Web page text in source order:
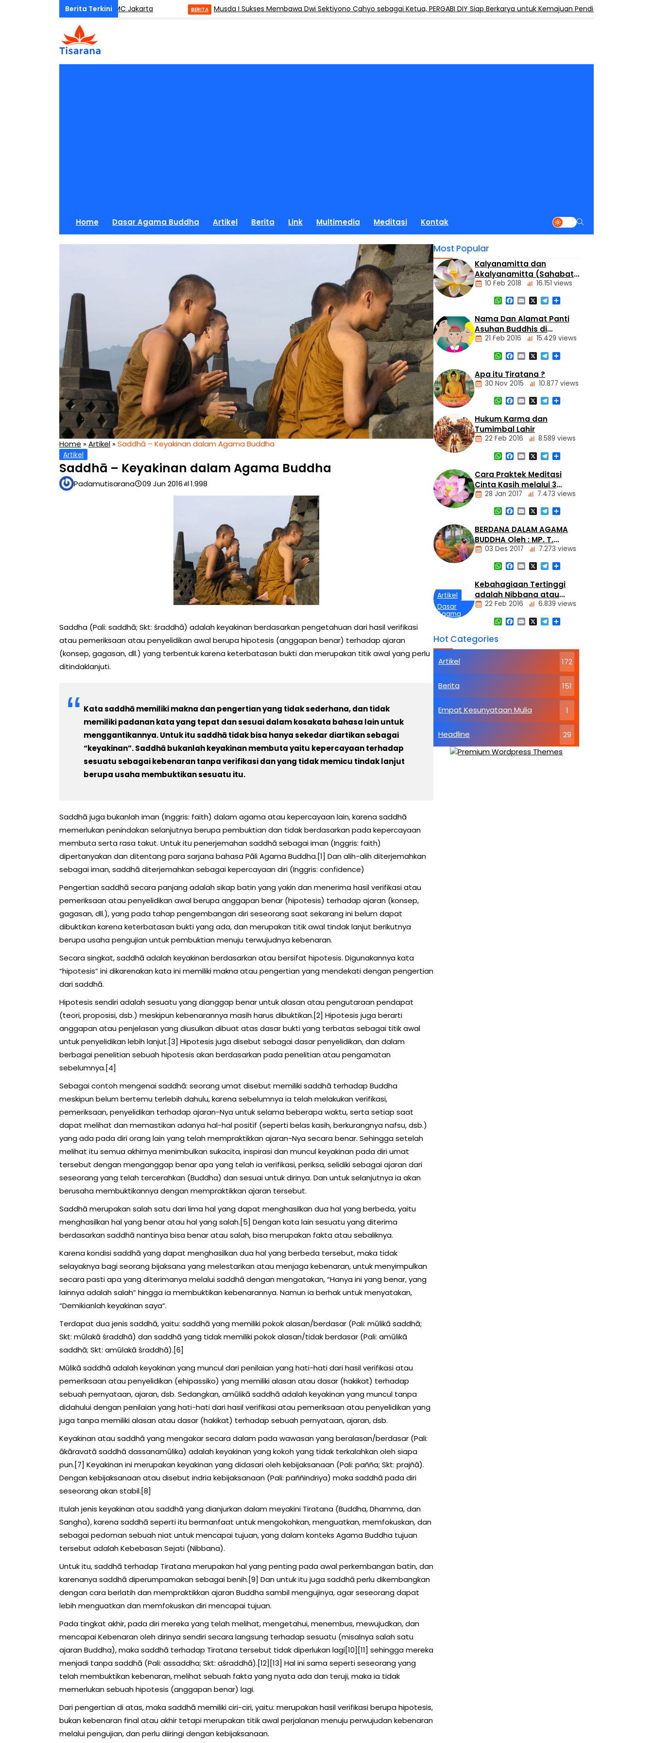
Mindfulness (ODM) di ISMC Jakarta Musda I Sukses Membawa Dwi Sektiyono Cahyo sebagai Ketua, PERGABI DIY Siap Berkarya untuk Kemajuan Pendidikan Agama Buddha
Home Dasar Agama Buddha Artikel Berita Link Multimedia Meditasi Kontak
Home »Artikel »Saddhā – Keyakinan dalam Agama Buddha
Artikel
Saddhā – Keyakinan dalam Agama Buddha
Padamutisarana 09 Jun 2016 1.998
Saddha (Pali: saddhā; Skt: śraddhā) adalah keyakinan berdasarkan pengetahuan dari hasil verifikasi
atau pemeriksaan atau penyelidikan awal berupa hipotesis (anggapan benar) terhadap ajaran
(konsep, gagasan, dll.) yang terbentuk karena keterbatasan bukti dan merupakan titik awal yang perlu
ditindaklanjuti.
Kata saddhā memiliki makna dan pengertian yang tidak sederhana, dan tidak
memiliki padanan kata yang tepat dan sesuai dalam kosakata bahasa lain untuk
menggantikannya. Untuk itu saddhā tidak bisa hanya sekedar diartikan sebagai
“keyakinan”. Saddhā bukanlah keyakinan membuta yaitu kepercayaan terhadap
sesuatu sebagai kebenaran tanpa verifikasi dan yang tidak memicu tindak lanjut
berupa usaha membuktikan sesuatu itu.
Saddhā juga bukanlah iman (Inggris: faith) dalam agama atau kepercayaan lain, karena saddhā
memerlukan penindakan selanjutnya berupa pembuktian dan tidak berdasarkan pada kepercayaan
membuta serta rasa takut. Untuk itu penerjemahan saddhā sebagai iman (Inggris: faith)
dipertanyakan dan ditentang para sarjana bahasa Pāli Agama Buddha.[1] Dan alih-alih diterjemahkan
sebagai iman, saddhā diterjemahkan sebagai kepercayaan diri (Inggris: confidence)
Pengertian saddhā secara panjang adalah sikap batin yang yakin dan menerima hasil verifikasi atau
pemeriksaan atau penyelidikan awal berupa anggapan benar (hipotesis) terhadap ajaran (konsep,
gagasan, dll.), yang pada tahap pengembangan diri seseorang saat sekarang ini belum dapat
dibuktikan karena keterbatasan bukti yang ada, dan merupakan titik awal tindak lanjut berikutnya
berupa usaha pengujian untuk pembuktian menuju terwujudnya kebenaran.
Secara singkat, saddhā adalah keyakinan berdasarkan atau bersifat hipotesis. Digunakannya kata
“hipotesis” ini dikarenakan kata ini memiliki makna atau pengertian yang mendekati dengan pengertian
dari saddhā.
Hipotesis sendiri adalah sesuatu yang dianggap benar untuk alasan atau pengutaraan pendapat
(teori, proposisi, dsb.) meskipun kebenarannya masih harus dibuktikan.[2] Hipotesis juga berarti
anggapan atau penjelasan yang diusulkan dibuat atas dasar bukti yang terbatas sebagai titik awal
untuk penyelidikan lebih lanjut.[3] Hipotesis juga disebut sebagai dasar penyelidikan, dan dalam
berbagai penelitian sebuah hipotesis akan berdasarkan pada penelitian atau pengamatan
sebelumnya.[4]
Sebagai contoh mengenai saddhā: seorang umat disebut memiliki saddhā terhadap Buddha
meskipun belum bertemu terlebih dahulu, karena sebelumnya ia telah melakukan verifikasi,
pemeriksaan, penyelidikan terhadap ajaran-Nya untuk selama beberapa waktu, serta setiap saat
dapat melihat dan memastikan adanya hal-hal positif (seperti belas kasih, berkurangnya nafsu, dsb.)
yang ada pada diri orang lain yang telah mempraktikkan ajaran-Nya secara benar. Sehingga setelah
melihat itu semua akhirnya menimbulkan sukacita, inspirasi dan muncul keyakinan pada diri umat
tersebut dengan menganggap benar apa yang telah ia verifikasi, periksa, selidiki sebagai ajaran dari
seseorang yang telah tercerahkan (Buddha) dan sesuai untuk dirinya. Dan untuk selanjutnya ia akan
berusaha membuktikannya dengan mempraktikkan ajaran tersebut.
Saddhā merupakan salah satu dari lima hal yang dapat menghasilkan dua hal yang berbeda, yaitu
menghasilkan hal yang benar atau hal yang salah.[5] Dengan kata lain sesuatu yang diterima
berdasarkan saddhā nantinya bisa benar atau salah, bisa merupakan fakta atau sebaliknya.
Karena kondisi saddhā yang dapat menghasilkan dua hal yang berbeda tersebut, maka tidak
selayaknya bagi seorang bijaksana yang melestarikan atau menjaga kebenaran, untuk menyimpulkan
secara pasti apa yang diterimanya melalui saddhā dengan mengatakan, “Hanya ini yang benar, yang
lainnya adalah salah” hingga ia membuktikan kebenarannya. Namun ia berhak untuk menyatakan,
“Demikianlah keyakinan saya“.
Terdapat dua jenis saddhā, yaitu: saddhā yang memiliki pokok alasan/berdasar (Pali: mūlikā saddhā;
Skt: mūlakā śraddhā) dan saddhā yang tidak memiliki pokok alasan/tidak berdasar (Pali: amūlikā
saddhā; Skt: amūlakā śraddhā).[6]
Mūlikā saddhā adalah keyakinan yang muncul dari penilaian yang hati-hati dari hasil verifikasi atau
pemeriksaan atau penyelidikan (ehipassiko) yang memiliki alasan atau dasar (hakikat) terhadap
sebuah pernyataan, ajaran, dsb. Sedangkan, amūlikā saddhā adalah keyakinan yang muncul tanpa
didahului dengan penilaian yang hati-hati dari hasil verifikasi atau pemeriksaan atau penyelidikan yang
juga tanpa memiliki alasan atau dasar (hakikat) terhadap sebuah pernyataan, ajaran, dsb.
Keyakinan atau saddhā yang mengakar secara dalam pada wawasan yang beralasan/berdasar (Pali:
ākāravatā saddhā dassanamūlika) adalah keyakinan yang kokoh yang tidak terkalahkan oleh siapa
pun.[7] Keyakinan ini merupakan keyakinan yang didasari oleh kebijaksanaan (Pali: pañña; Skt: prajñā).
Dengan kebijaksanaan atau disebut indria kebijaksanaan (Pali: paññindriya) maka saddhā pada diri
seseorang akan stabil.[8]
Itulah jenis keyakinan atau saddhā yang dianjurkan dalam meyakini Tiratana (Buddha, Dhamma, dan
Sangha), karena saddhā seperti itu bermanfaat untuk mengokohkan, menguatkan, memfokuskan, dan
sebagai pedoman sebuah niat untuk mencapai tujuan, yang dalam konteks Agama Buddha tujuan
tersebut adalah Kebebasan Sejati (Nibbana).
Untuk itu, saddhā terhadap Tiratana merupakan hal yang penting pada awal perkembangan batin, dan
karenanya saddhā diperumpamakan sebagai benih.[9] Dan untuk itu juga saddhā perlu dikembangkan
dengan cara berlatih dan mempraktikkan ajaran Buddha sambil mengujinya, agar seseorang dapat
lebih menguatkan dan memfokuskan diri mencapai tujuan.
Pada tingkat akhir, pada diri mereka yang telah melihat, mengetahui, menembus, mewujudkan, dan
mencapai Kebenaran oleh dirinya sendiri secara langsung terhadap sesuatu (misalnya salah satu
ajaran Buddha), maka saddhā terhadap Tiratana tersebut tidak diperlukan lagi[10][11] sehingga mereka
menjadi tanpa saddhā (Pali: assaddha; Skt: aśraddhā).[12][13] Hal ini sama seperti seseorang yang
telah membuktikan kebenaran, melihat sebuah fakta yang nyata ada dan teruji, maka ia tidak
memerlukan sebuah hipotesis (anggapan benar) lagi.
Dari pengertian di atas, maka saddhā memiliki ciri-ciri, yaitu: merupakan hasil verifikasi berupa hipotesis,
bukan kebenaran final atau akhir tetapi merupakan titik awal perjalanan menuju perwujudan kebenaran
melalui pengujian, dan perlu diiringi dengan kebijaksanaan.
Most Popular
Kalyanamitta dan
Akalyanamitta (Sahabat
Baik dan Sahabat Palsu)
10 Feb 2018 16.151 views
WhatsApp
Facebook
Email
X Telegram
Share
Tempat
Buddhis
Berita
Daerah
Nasional
Panti
Asuhan
Nama Dan Alamat Panti
Asuhan Buddhis di
Jakarta dan Tangerang
21 Feb 2016 15.429 views
WhatsApp
Facebook
Email
X Telegram
Share
Dasar
Agama
Buddha
Tiga
Mustika
Apa itu Tiratana ?
30 Nov 2015 10.877 views
WhatsApp
Facebook
Email
X Telegram
Share
Dasar
Agama
Buddha
Hukum
Kamma
lahir
Hukum Karma dan
Tumimbal Lahir
22 Feb 2016 8.589 views
WhatsApp
Facebook
Email
X Telegram
Share
Meditasi
Cara Praktek Meditasi
Cinta Kasih melalui 3
Metode
28 Jan 2017 7.473 views
WhatsApp
Facebook
Email
X Telegram
Share
BERDANA DALAM AGAMA
BUDDHA Oleh : MP. T.
Harmanto
03 Des 2017 7.273 views
WhatsApp
Facebook
Email
X Telegram
Share
Artikel
Dasar
Agama
Tertinggi
Kebahagiaan Tertinggi
adalah Nibbana atau
Nirvana
22 Feb 2016 6.839 views
WhatsApp
Facebook
Email
X Telegram
Share
Hot Categories
Artikel 172
Berita 151
Empat Kesunyataan Mulia 1
Headline 29